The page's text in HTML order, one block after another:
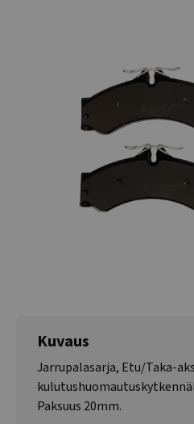
Kuvaus
Jarrupalasarja, Etu/Taka-
Paksuus 20mm.